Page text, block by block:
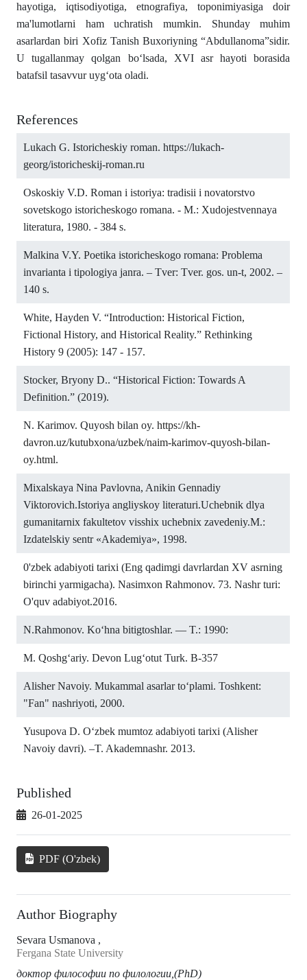
hayotiga, iqtisodiyotiga, etnografiya, toponimiyasiga doir
ma'lumotlarni ham uchratish mumkin. Shunday muhim
asarlardan biri Xofiz Tanish Buxoriyning “Abdullanoma”sidir.
U tugallanmay qolgan bo‘lsada, XVI asr hayoti borasida
batafsil tasavvur uyg‘ota oladi.
References
Lukach G. Istoricheskiy roman. https://lukach-
georg/istoricheskij-roman.ru
Oskoskiy V.D. Roman i istoriya: tradisii i novatorstvo
sovetskogo istoricheskogo romana. - M.: Xudojestvennaya
literatura, 1980. - 384 s.
Malkina V.Y. Poetika istoricheskogo romana: Problema
invarianta i tipologiya janra. – Tver: Tver. gos. un-t, 2002. –
140 s.
White, Hayden V. “Introduction: Historical Fiction,
Fictional History, and Historical Reality.” Rethinking
History 9 (2005): 147 - 157.
Stocker, Bryony D.. “Historical Fiction: Towards A
Definition.” (2019).
N. Karimov. Quyosh bilan oy. https://kh-
davron.uz/kutubxona/uzbek/naim-karimov-quyosh-bilan-
oy.html.
Mixalskaya Nina Pavlovna, Anikin Gennadiy
Viktorovich.Istoriya angliyskoy literaturi.Uchebnik dlya
gumanitarnix fakultetov visshix uchebnix zavedeniy.M.:
Izdatelskiy sentr «Akademiya», 1998.
0'zbek adabiyoti tarixi (Eng qadimgi davrlardan XV asrning
birinchi yarmigacha). Nasimxon Rahmonov. 73. Nashr turi:
O'quv adabiyot.2016.
N.Rahmonov. Koʻhna bitigtoshlar. — T.: 1990:
M. Qoshgʻariy. Devon Lugʻotut Turk. B-357
Alisher Navoiy. Mukammal asarlar to‘plami. Toshkent:
"Fan" nashriyoti, 2000.
Yusupova D. Oʻzbek mumtoz adabiyoti tarixi (Alisher
Navoiy davri). –T. Akademnashr. 2013.
Published
26-01-2025
PDF (O'zbek)
Author Biography
Sevara Usmanova ,
Fergana State University
доктор философии по филологии,(PhD)